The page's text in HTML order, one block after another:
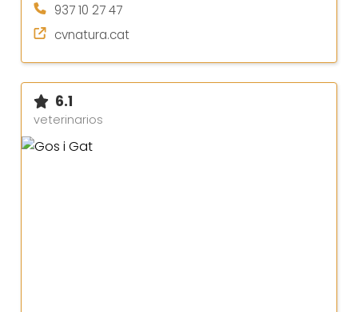
937 10 27 47
cvnatura.cat
6.1
veterinarios